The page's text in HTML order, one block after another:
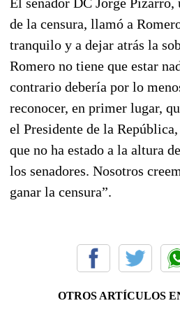
de la censura, llamó a
tranquilo y a dejar atrás la
Romero no tiene que estar
contrario debería por lo
reconocer, en primer lugar,
el Presidente de la
que no ha estado a la altura
los senadores. Nosotros
ganar la censura”.
OTROS ARTÍCULOS